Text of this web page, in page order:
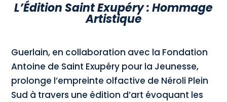
L’Édition Saint Exupéry : Hommage
Artistique
Guerlain, en collaboration avec la Fondation
Antoine de Saint Exupéry pour la Jeunesse,
prolonge l’empreinte olfactive de Néroli Plein
Sud à travers une édition d’art évoquant les